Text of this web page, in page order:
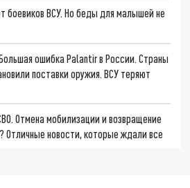
боевиков ВСУ. Но беды для малышей не
ошибка Palantir в России. Страны
поставки оружия. ВСУ теряют
Отмена мобилизации и возвращение
Отличные новости, которые ждали все